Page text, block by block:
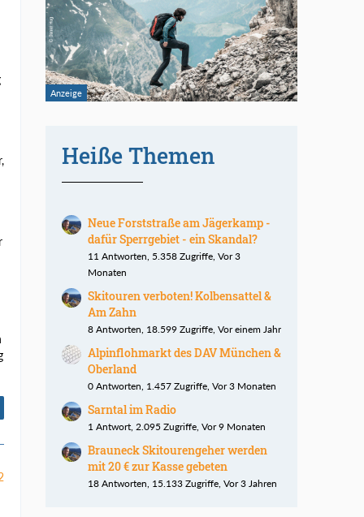
Heiße Themen
Neue Forststraße am Jägerkamp -
dafür Sperrgebiet - ein Skandal?
11 Antworten, 5.358 Zugriffe, Vor 3
Monaten
Skitouren verboten! Kolbensattel &
Am Zahn
8 Antworten, 18.599 Zugriffe, Vor einem Jahr
Alpinflohmarkt des DAV München &
Oberland
0 Antworten, 1.457 Zugriffe, Vor 3 Monaten
Sarntal im Radio
1 Antwort, 2.095 Zugriffe, Vor 9 Monaten
Brauneck Skitourengeher werden
mit 20 € zur Kasse gebeten
18 Antworten, 15.133 Zugriffe, Vor 3 Jahren